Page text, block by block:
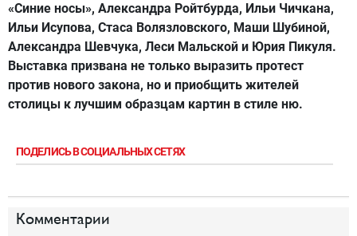
«Синие носы», Александра Ройтбурда, Ильи Чичкана,
Ильи Исупова, Стаса Волязловского, Маши Шубиной,
Александра Шевчука, Леси Мальской и Юрия Пикуля.
Выставка призвана не только выразить протест
против нового закона, но и приобщить жителей
столицы к лучшим образцам картин в стиле ню.
ПОДЕЛИСЬ В СОЦИАЛЬНЫХ СЕТЯХ
Комментарии